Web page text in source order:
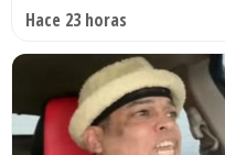
Hace 23 horas